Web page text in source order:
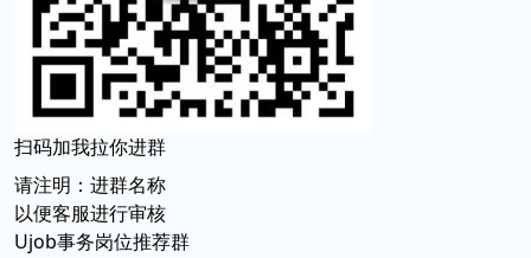
扫码加我拉你进群
请注明：进群名称
以便客服进行审核
Ujob事务岗位推荐群